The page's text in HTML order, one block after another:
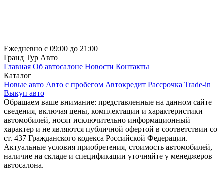
Ежедневно с 09:00 до 21:00
Гранд Тур Авто
Главная Об автосалоне Новости Контакты
Каталог
Новые авто Авто с пробегом Автокредит Рассрочка Trade-in
Выкуп авто
Обращаем ваше внимание: представленные на данном сайте
сведения, включая цены, комплектации и характеристики
автомобилей, носят исключительно информационный
характер и не являются публичной офертой в соответствии со
ст. 437 Гражданского кодекса Российской Федерации.
Актуальные условия приобретения, стоимость автомобилей,
наличие на складе и спецификации уточняйте у менеджеров
автосалона.